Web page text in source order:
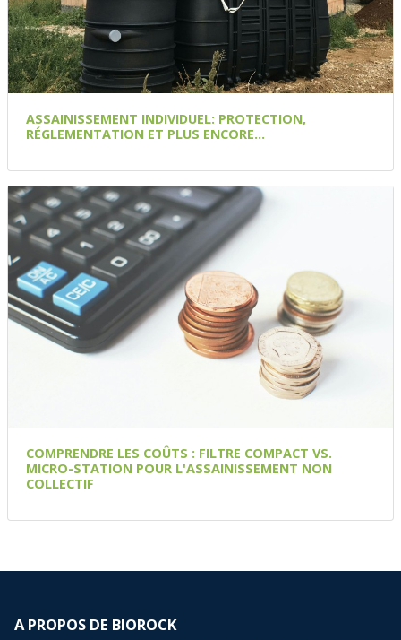
ASSAINISSEMENT INDIVIDUEL: PROTECTION,
RÉGLEMENTATION ET PLUS ENCORE…
COMPRENDRE LES COÛTS : FILTRE COMPACT VS.
MICRO-STATION POUR L'ASSAINISSEMENT NON
COLLECTIF
A PROPOS DE BIOROCK